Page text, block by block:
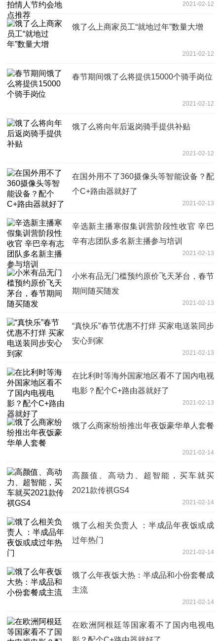
2021-02-12
饿了么上商家员工“就地过年”数量大增
2021-02-12
春节期间饿了么将提供15000个骑手岗位
2021-02-12
饿了么将向年后返岗骑手提供补贴
2021-02-12
在国外用不了360摄像头等智能设备？配
个C+路由器就好了
2021-02-13
辛选新主播寒假集训营阶段性收官 辛巴
辛有志团队多名新主播参与培训
2021-02-13
小米有品无门槛预约原价飞天茅台，春节
期间随买随发
2021-02-13
“真快乐”春节优惠不打烊 买家电送装同步
安心到家
2021-02-13
在比利时等海外国家地区看不了国内电视
电影？配个C+路由器就好了
2021-02-13
饿了么商家纷纷推出年夜饭豪华单人套餐
2021-02-14
高颜值、高动力、超智能，买车就买
2021款传祺GS4
2021-02-14
饿了么相关负责人 ：半成品年夜饭或成
过年热门
2021-02-14
饿了么年夜饭大热：半成品和小份套餐成
主流
2021-02-14
在欧洲阿根廷等国家看不了国内电视电